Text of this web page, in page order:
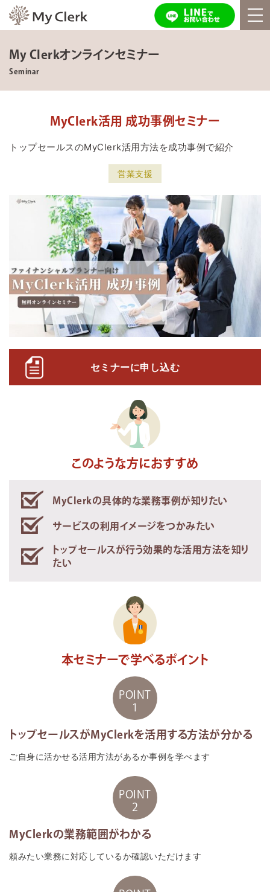
My Clerkオンラインセミナー
Seminar
MyClerk活用 成功事例セミナー
トップセールスのMyClerk活用方法を成功事例で紹介
営業支援
セミナーに申し込む
このような方におすすめ
MyClerkの具体的な業務事例が知りたい
サービスの利用イメージをつかみたい
トップセールスが行う効果的な活用方法を知り
たい
本セミナーで学べるポイント
POINT
1
トップセールスがMyClerkを活用する方法が分かる
ご自身に活かせる活用方法があるか事例を学べます
POINT
2
MyClerkの業務範囲がわかる
頼みたい業務に対応しているか確認いただけます